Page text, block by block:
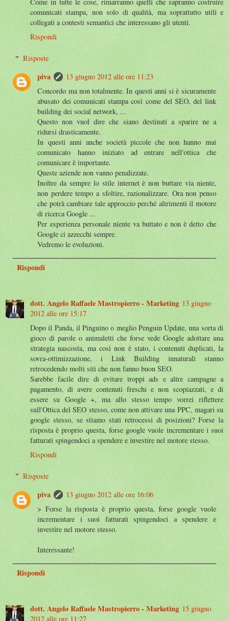
Come in tutte le cose, rimarranno quelli che sapranno costruire
comunicati stampa, non solo di qualità, ma soprattutto utili e
collegati a contesti semantici che interessano gli utenti.
Rispondi
Risposte
piva
13 giugno 2012 alle ore 11:23
Concordo ma non totalmente. In questi anni si è sicuramente
abusato dei comunicati stampa così come del SEO, del link
building dei social network, ...
Questo non vuol dire che siano destinati a sparire ne a
ridursi drasticamente.
In questi anni anche società piccole che non hanno mai
comunicato hanno iniziato ad entrare nell'ottica che
comunicare è importante.
Queste aziende non vanno penalizzate.
Inoltre da sempre lo stile internet è non buttare via niente,
non perdere tempo a sfoltire, razionalizzare. Ora non penso
che potrà cambiare tale approccio perché altrimenti il motore
di ricerca Google ...
Per esperienza personale niente va buttato e non è detto che
Google ci azzecchi sempre.
Vedremo le evoluzioni.
Rispondi
dott. Angelo Raffaele Mastropierro - Marketing 13 giugno
2012 alle ore 15:17
Dopo il Panda, il Pinguino o meglio Penguin Update, una sorta di
gioco di parole o animaletti che forse vede Google adottare una
strategia nascosta, ma così non è stato, i contenuti duplicati, la
sovra-ottimizzazione, i Link Building innaturali stanno
retrocedendo molti siti che non fanno buon SEO.
Sarebbe facile dire di evitare troppi ads e altre campagne a
pagamento, di avere contenuti freschi e non scopiazzati, e di
essere su Google +, ma allo stesso tempo vorrei riflettere
sull'Ottica del SEO stesso, come non attivare una PPC, magari su
google stesso, se stiamo stati retrocessi di posizioni? Forse la
risposta è proprio questa, forse google vuole incrementare i suoi
fatturati spingendoci a spendere e investire nel motore stesso.
Rispondi
Risposte
piva
13 giugno 2012 alle ore 16:06
> Forse la risposta è proprio questa, forse google vuole
incrementare i suoi fatturati spingendoci a spendere e
investire nel motore stesso.
Interessante!
Rispondi
dott. Angelo Raffaele Mastropierro - Marketing 15 giugno
2012 alle ore 11:27